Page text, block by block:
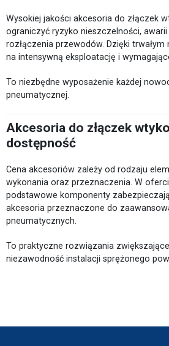
Wysokiej jakości akcesoria do złączek
ograniczyć ryzyko nieszczelności,
rozłączenia przewodów. Dzięki
na intensywną eksploatację i
To niezbędne wyposażenie każdej
pneumatycznej.
Akcesoria do złączek
dostępność
Cena akcesoriów zależy od rodzaju
wykonania oraz przeznaczenia. W
podstawowe komponenty
akcesoria przeznaczone do
pneumatycznych.
To praktyczne rozwiązania
niezawodność instalacji sprężonego